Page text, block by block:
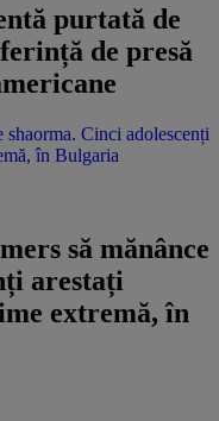
purtată de
de presă
shaorma. Cinci adolescenți
în Bulgaria
să mănânce
arestați
extremă, în